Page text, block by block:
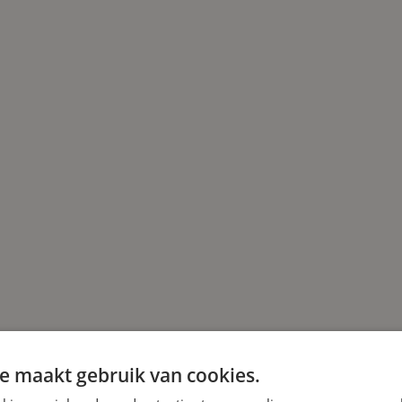
maakt gebruik van cookies.